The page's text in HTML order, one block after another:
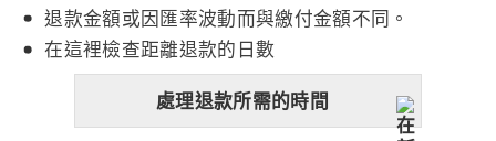
退款金額或因匯率波動而與繳付金額不同。
在這裡檢查距離退款的日數
處理退款所需的時間